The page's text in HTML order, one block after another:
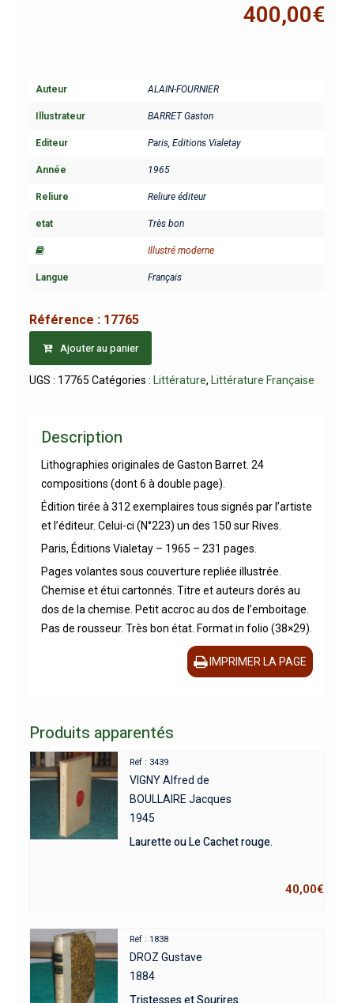
400,00€
Auteur ALAIN-FOURNIER
Illustrateur BARRET Gaston
Editeur Paris, Editions Vialetay
Année 1965
Reliure Reliure éditeur
etat Très bon
Illustré moderne
Langue Français
Référence : 17765
Ajouter au panier
UGS : 17765 Catégories : Littérature, Littérature Française
Description
Lithographies originales de Gaston Barret. 24
compositions (dont 6 à double page).
Édition tirée à 312 exemplaires tous signés par l’artiste
et l’éditeur. Celui-ci (N°223) un des 150 sur Rives.
Paris, Éditions Vialetay – 1965 – 231 pages.
Pages volantes sous couverture repliée illustrée.
Chemise et étui cartonnés. Titre et auteurs dorés au
dos de la chemise. Petit accroc au dos de l’emboitage.
Pas de rousseur. Très bon état. Format in folio (38×29).
IMPRIMER LA PAGE
Produits apparentés
Réf : 3439
VIGNY Alfred de
BOULLAIRE Jacques
1945
Laurette ou Le Cachet rouge.
40,00€
Réf : 1838
DROZ Gustave
1884